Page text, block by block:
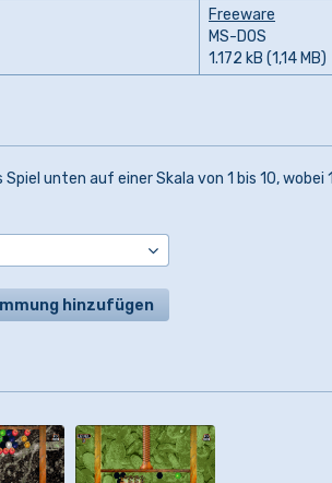
Freeware
MS-DOS
1.172 kB (1,14 MB)
unten auf einer Skala von 1 bis 10, wobei
hinzufügen